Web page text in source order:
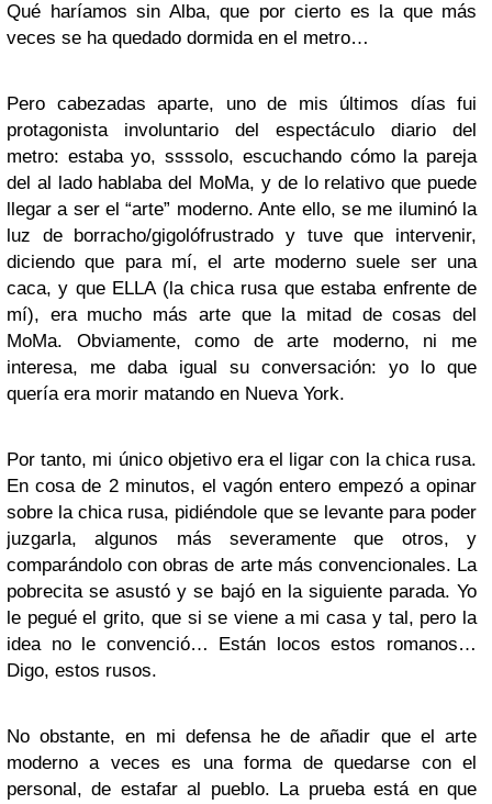
Qué haríamos sin Alba, que por cierto es la que más
veces se ha quedado dormida en el metro…
Pero cabezadas aparte, uno de mis últimos días fui
protagonista involuntario del espectáculo diario del
metro: estaba yo, ssssolo, escuchando cómo la pareja
del al lado hablaba del MoMa, y de lo relativo que puede
llegar a ser el “arte” moderno. Ante ello, se me iluminó la
luz de borracho/gigolófrustrado y tuve que intervenir,
diciendo que para mí, el arte moderno suele ser una
caca, y que ELLA (la chica rusa que estaba enfrente de
mí), era mucho más arte que la mitad de cosas del
MoMa. Obviamente, como de arte moderno, ni me
interesa, me daba igual su conversación: yo lo que
quería era morir matando en Nueva York.
Por tanto, mi único objetivo era el ligar con la chica rusa.
En cosa de 2 minutos, el vagón entero empezó a opinar
sobre la chica rusa, pidiéndole que se levante para poder
juzgarla, algunos más severamente que otros, y
comparándolo con obras de arte más convencionales. La
pobrecita se asustó y se bajó en la siguiente parada. Yo
le pegué el grito, que si se viene a mi casa y tal, pero la
idea no le convenció… Están locos estos romanos…
Digo, estos rusos.
No obstante, en mi defensa he de añadir que el arte
moderno a veces es una forma de quedarse con el
personal, de estafar al pueblo. La prueba está en que